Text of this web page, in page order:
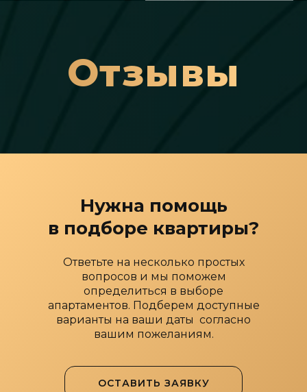
Отзывы
ОСТАВИТЬ ЗАЯВКУ
Нужна помощь
в подборе квартиры?
Ответьте на несколько простых
вопросов и мы поможем
определиться в выборе
апартаментов. Подберем доступные
варианты на ваши даты согласно
вашим пожеланиям.